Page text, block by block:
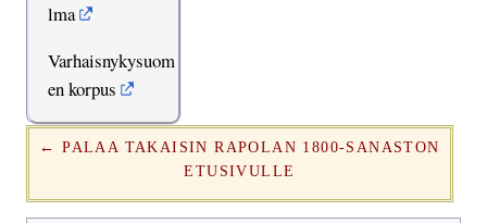
lma
Varhaisnykysuom
en korpus
← PALAA TAKAISIN RAPOLAN 1800-SANASTON
ETUSIVULLE